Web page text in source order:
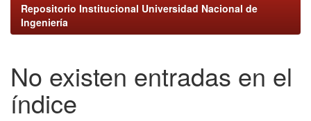
Repositorio Institucional Universidad Nacional de
Ingeniería
No existen entradas en el
índice